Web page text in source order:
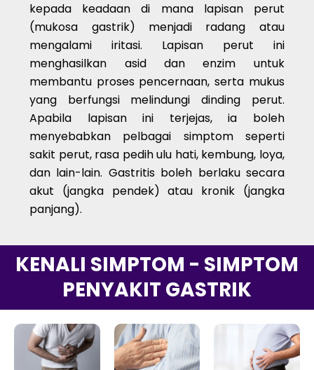
kepada keadaan di mana lapisan perut
(mukosa gastrik) menjadi radang atau
mengalami iritasi. Lapisan perut ini
menghasilkan asid dan enzim untuk
membantu proses pencernaan, serta mukus
yang berfungsi melindungi dinding perut.
Apabila lapisan ini terjejas, ia boleh
menyebabkan pelbagai simptom seperti
sakit perut, rasa pedih ulu hati, kembung, loya,
dan lain-lain. Gastritis boleh berlaku secara
akut (jangka pendek) atau kronik (jangka
panjang).
KENALI SIMPTOM - SIMPTOM
PENYAKIT GASTRIK